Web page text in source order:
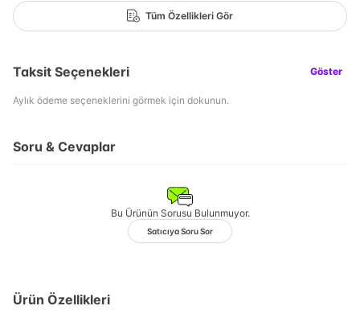
Tüm Özellikleri Gör
Taksit Seçenekleri Göster
Aylık ödeme seçeneklerini görmek için dokunun.
Soru & Cevaplar
Bu Ürünün Sorusu Bulunmuyor.
Satıcıya Soru Sor
Ürün Özellikleri